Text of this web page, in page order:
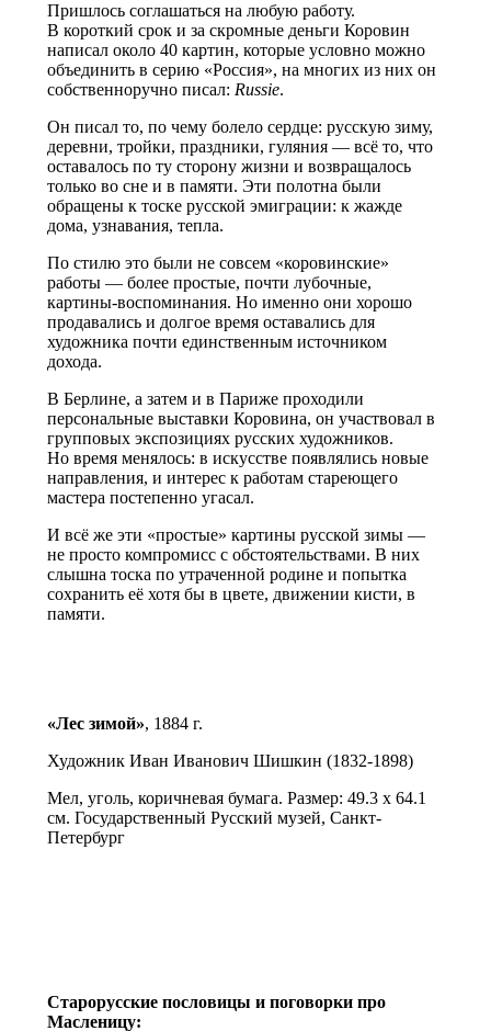
Пришлось соглашаться на любую работу.
В короткий срок и за скромные деньги Коровин
написал около 40 картин, которые условно можно
объединить в серию «Россия», на многих из них он
собственноручно писал: Russie.
Он писал то, по чему болело сердце: русскую зиму,
деревни, тройки, праздники, гуляния — всё то, что
оставалось по ту сторону жизни и возвращалось
только во сне и в памяти. Эти полотна были
обращены к тоске русской эмиграции: к жажде
дома, узнавания, тепла.
По стилю это были не совсем «корoвинские»
работы — более простые, почти лубочные,
картины-воспоминания. Но именно они хорошо
продавались и долгое время оставались для
художника почти единственным источником
дохода.
В Берлине, а затем и в Париже проходили
персональные выставки Коровина, он участвовал в
групповых экспозициях русских художников.
Но время менялось: в искусстве появлялись новые
направления, и интерес к работам стареющего
мастера постепенно угасал.
И всё же эти «простые» картины русской зимы —
не просто компромисс с обстоятельствами. В них
слышна тоска по утраченной родине и попытка
сохранить её хотя бы в цвете, движении кисти, в
памяти.
«Лес зимой», 1884 г.
Художник Иван Иванович Шишкин (1832-1898)
Мел, уголь, коричневая бумага. Размер: 49.3 х 64.1
см. Государственный Русский музей, Санкт-
Петербург
Старорусские пословицы и поговорки про
Масленицу: